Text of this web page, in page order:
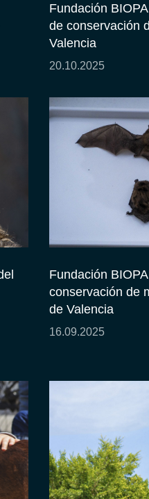
Fundación
de conservación
Valencia
20.10.2025
Fundación
conservación de
de Valencia
16.09.2025